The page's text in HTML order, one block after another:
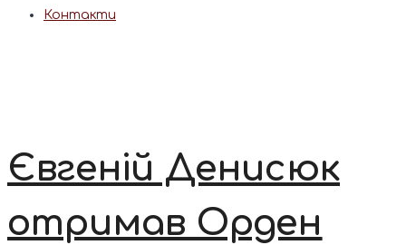
Контакти
Євгеній Денисюк
отримав Орден